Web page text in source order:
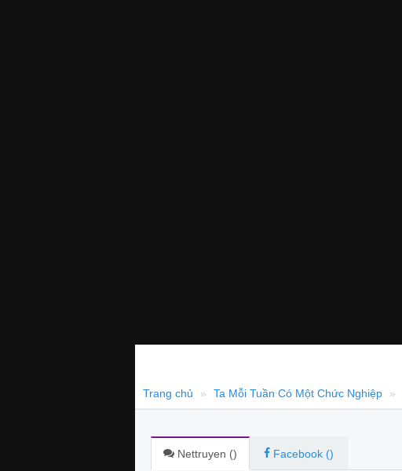
Trang chủ Ta Mỗi Tuần Có Một Chức Nghiệp
Nettruyen () Facebook ()